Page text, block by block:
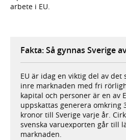
arbete i EU.
Fakta: Så gynnas Sverige
EU är idag en viktig del av det
inre marknaden med fri
kapital och personer är en av
uppskattas generera omkring
kronor till Sverige varje år.
svenska varuexporten går till
marknaden.